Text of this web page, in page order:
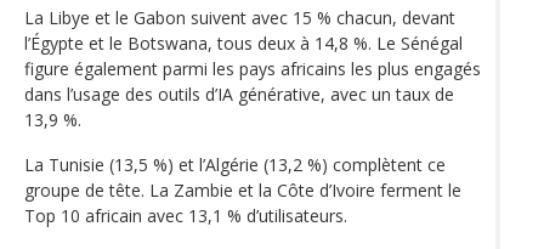
La Libye et le Gabon suivent avec 15 % chacun, devant
l’Égypte et le Botswana, tous deux à 14,8 %. Le Sénégal
figure également parmi les pays africains les plus engagés
dans l’usage des outils d’IA générative, avec un taux de
13,9 %.
La Tunisie (13,5 %) et l’Algérie (13,2 %) complètent ce
groupe de tête. La Zambie et la Côte d’Ivoire ferment le
Top 10 africain avec 13,1 % d’utilisateurs.